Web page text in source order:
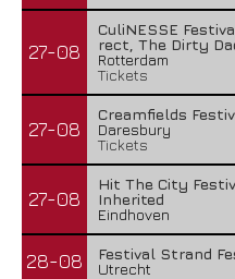
27-08
CuliNESSE
rect, The Dirty
Rotterdam
Tickets
27-08
Creamfields
Daresbury
Tickets
27-08
Hit The City
Inherited
Eindhoven
28-08
Festival Strand
Utrecht